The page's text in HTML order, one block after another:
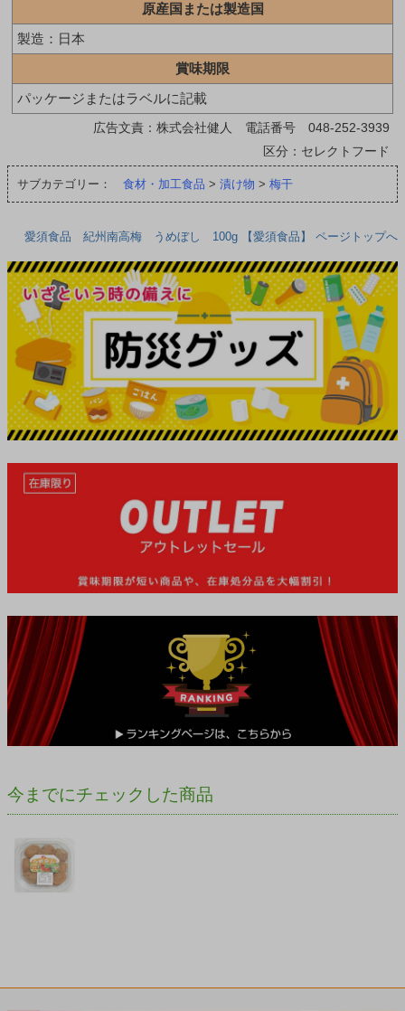
原産国または製造国
製造：日本
賞味期限
パッケージまたはラベルに記載
広告文責：株式会社健人 電話番号 048-252-3939
区分：セレクトフード
サブカテゴリー： 食材・加工食品 > 漬け物 > 梅干
愛須食品 紀州南高梅 うめぼし 100g 【愛須食品】 ページトップへ
今までにチェックした商品